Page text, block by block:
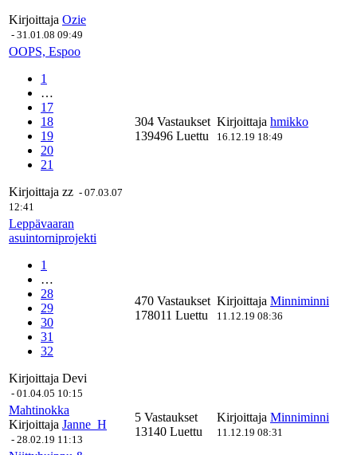
Kirjoittaja Ozie
- 31.01.08 09:49
OOPS, Espoo
1
…
17
18
19
20
21
Kirjoittaja zz - 07.03.07
12:41
304 Vastaukset
139496 Luettu
Kirjoittaja hmikko
16.12.19 18:49
Leppävaaran
asuintorniprojekti
1
…
28
29
30
31
32
Kirjoittaja Devi
- 01.04.05 10:15
470 Vastaukset
178011 Luettu
Kirjoittaja Minniminni
11.12.19 08:36
Mahtinokka
Kirjoittaja Janne_H
- 28.02.19 11:13
5 Vastaukset
13140 Luettu
Kirjoittaja Minniminni
11.12.19 08:31